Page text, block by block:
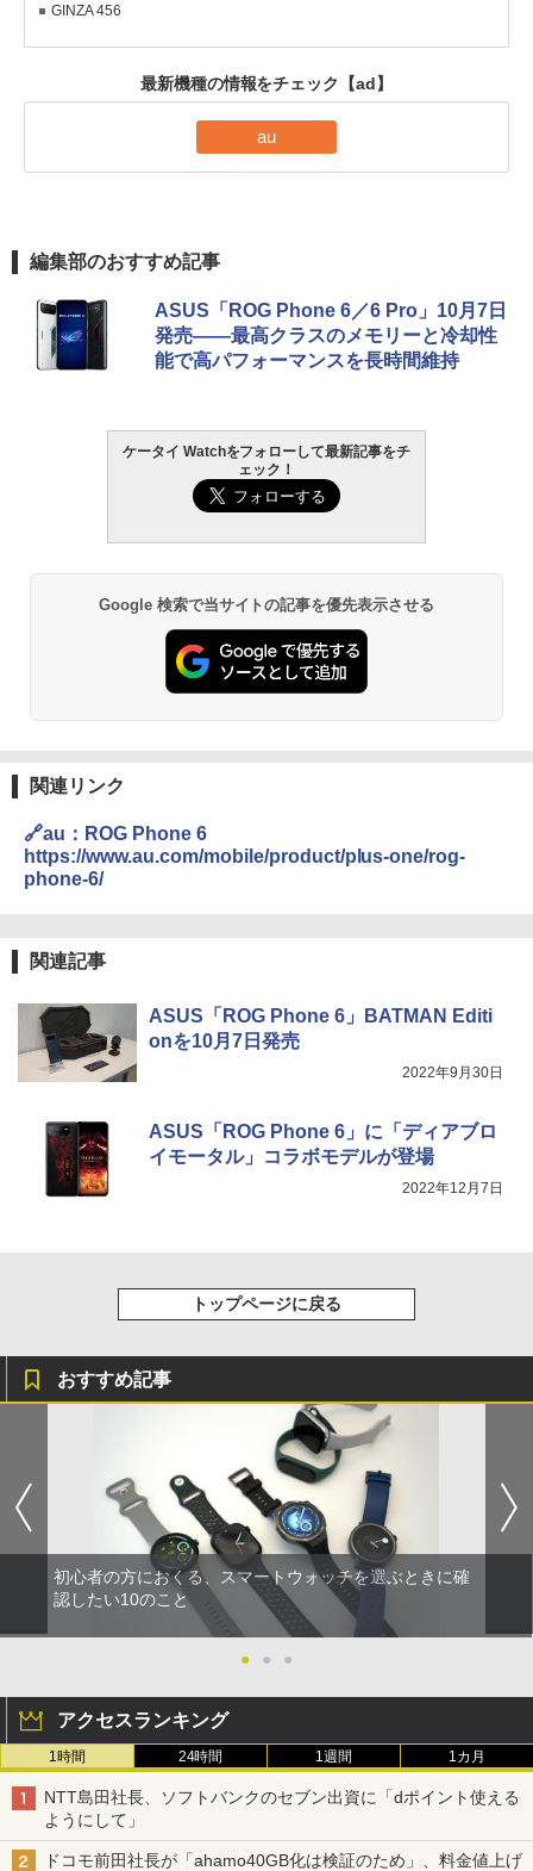
GINZA 456
最新機種の情報をチェック 【ad】
au
編集部のおすすめ記事
ASUS「ROG Phone 6／6 Pro」10月7日
発売――最高クラスのメモリーと冷却性
能で高パフォーマンスを長時間維持
ケータイ Watchをフォローして最新記事をチ
ェック！
Google 検索で当サイトの記事を優先表示させる
関連リンク
🔗au：ROG Phone 6
https://www.au.com/mobile/product/plus-one/rog-
phone-6/
関連記事
ASUS「ROG Phone 6」BATMAN Editi
onを10月7日発売
2022年9月30日
ASUS「ROG Phone 6」に「ディアブロ
イモータル」コラボモデルが登場
2022年12月7日
トップページに戻る
おすすめ記事
初心者の方におくる、スマートウォッチを選ぶときに確
認したい10のこと
● ● ●
アクセスランキング
1時間 24時間 1週間 1カ月
NTT島田社長、ソフトバンクのセブン出資に「dポイント使える
ようにして」
ドコモ前田社長が「ahamo40GB化は検証のため」、料金値上げ